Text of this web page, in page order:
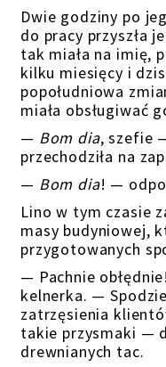
Dwie godziny po
do pracy przyszła
tak miała na imię,
kilku miesięcy i
popołudniowa
miała obsługiwać
— Bom dia, szefie
przechodziła na
— Bom dia! —
Lino w tym czasie
masy budyniowej,
przygotowanych
— Pachnie
kelnerka. —
zatrzęsienia
takie przysmaki —
drewnianych tac.